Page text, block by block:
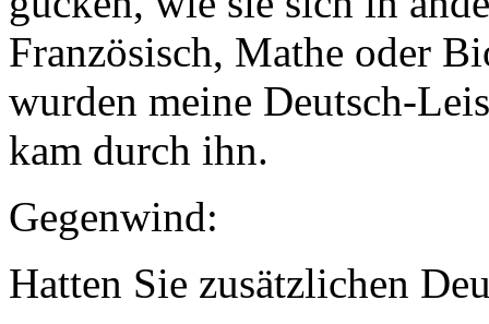
Französisch, Mathe oder
wurden meine Deutsch-
kam durch ihn.
Gegenwind:
Hatten Sie zusätzlichen